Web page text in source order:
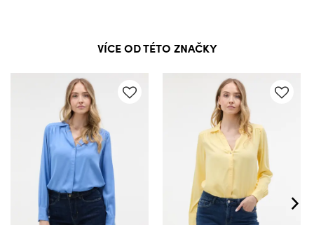
VÍCE OD TÉTO ZNAČKY